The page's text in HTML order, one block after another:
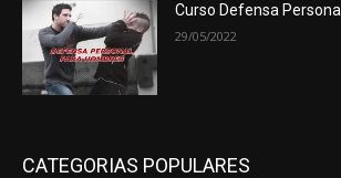
Curso Defensa Personal
29/05/2022
CATEGORIAS POPULARES